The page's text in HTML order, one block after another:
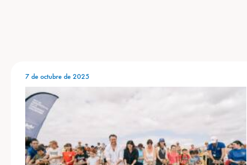
7 de octubre de 2025